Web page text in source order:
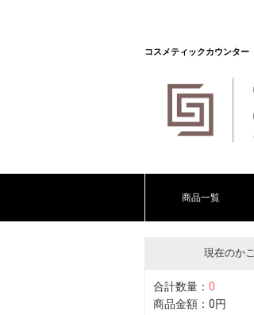
コスメティックカウンター
商品一覧
現在のか
合計数量： 0
商品金額： 0円